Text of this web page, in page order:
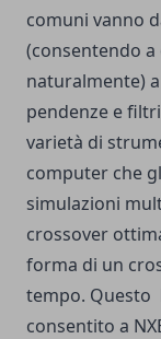
comuni vanno
(consentendo
naturalmente)
pendenze e
varietà di
computer che
simulazioni
crossover
forma di un
tempo. Questo
consentito a